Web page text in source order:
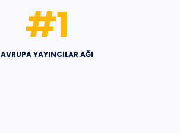
AVRUPA YAYINCILAR AĞI
#1